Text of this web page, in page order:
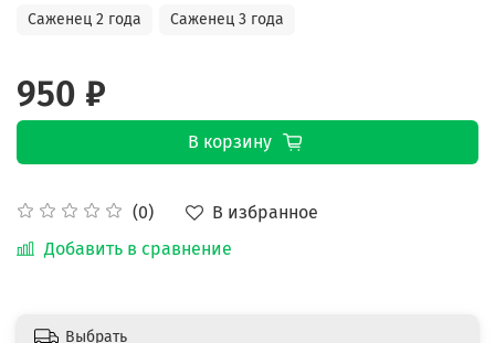
(0)
В избранное
Добавить в сравнение
Саженец 2 года
Саженец 3 года
950 ₽
В корзину
Выбрать